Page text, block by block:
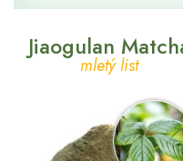
Jiaogulan
mletý list